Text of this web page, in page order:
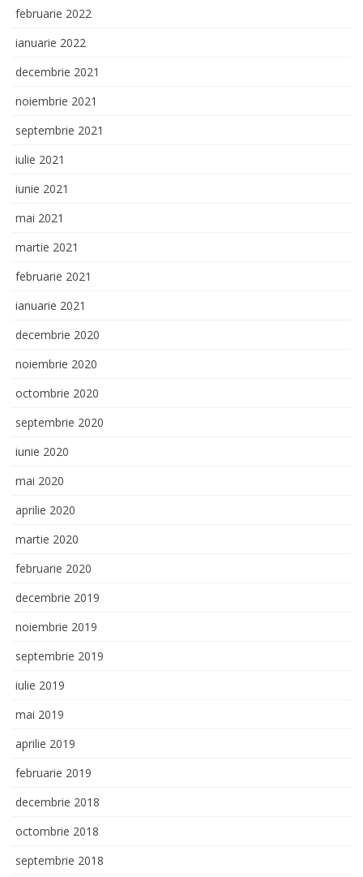
februarie 2022
ianuarie 2022
decembrie 2021
noiembrie 2021
septembrie 2021
iulie 2021
iunie 2021
mai 2021
martie 2021
februarie 2021
ianuarie 2021
decembrie 2020
noiembrie 2020
octombrie 2020
septembrie 2020
iunie 2020
mai 2020
aprilie 2020
martie 2020
februarie 2020
decembrie 2019
noiembrie 2019
septembrie 2019
iulie 2019
mai 2019
aprilie 2019
februarie 2019
decembrie 2018
octombrie 2018
septembrie 2018